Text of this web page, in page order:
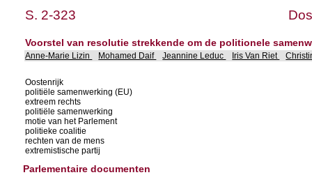
S. 2-323
Voorstel van resolutie strekkende om de politionele
Anne-Marie Lizin Mohamed Daif Jeannine Leduc Iris Van Riet
Oostenrijk
politiële samenwerking (EU)
extreem rechts
politiële samenwerking
motie van het Parlement
politieke coalitie
rechten van de mens
extremistische partij
Parlementaire documenten